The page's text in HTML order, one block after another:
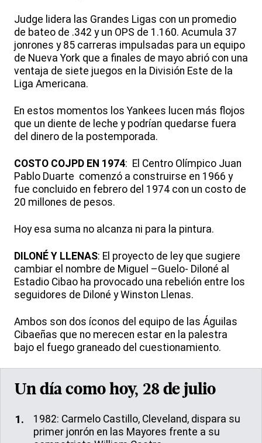
Judge lidera las Grandes Ligas con un promedio
de bateo de .342 y un OPS de 1.160. Acumula 37
jonrones y 85 carreras impulsadas para un equipo
de Nueva York que a finales de mayo abrió con una
ventaja de siete juegos en la División Este de la
Liga Americana.
En estos momentos los Yankees lucen más flojos
que un diente de leche y podrían quedarse fuera
del dinero de la postemporada.
COSTO COJPD EN 1974: El Centro Olímpico Juan
Pablo Duarte comenzó a construirse en 1966 y
fue concluido en febrero del 1974 con un costo de
20 millones de pesos.
Hoy esa suma no alcanza ni para la pintura.
DILONÉ Y LLENAS: El proyecto de ley que sugiere
cambiar el nombre de Miguel –Guelo- Diloné al
Estadio Cibao ha provocado una rebelión entre los
seguidores de Diloné y Winston Llenas.
Ambos son dos íconos del equipo de las Águilas
Cibaeñas que no merecen estar en la palestra
bajo el fuego graneado del cuestionamiento.
Un día como hoy, 28 de julio
1982: Carmelo Castillo, Cleveland, dispara su
primer jonrón en las Mayores frente a su